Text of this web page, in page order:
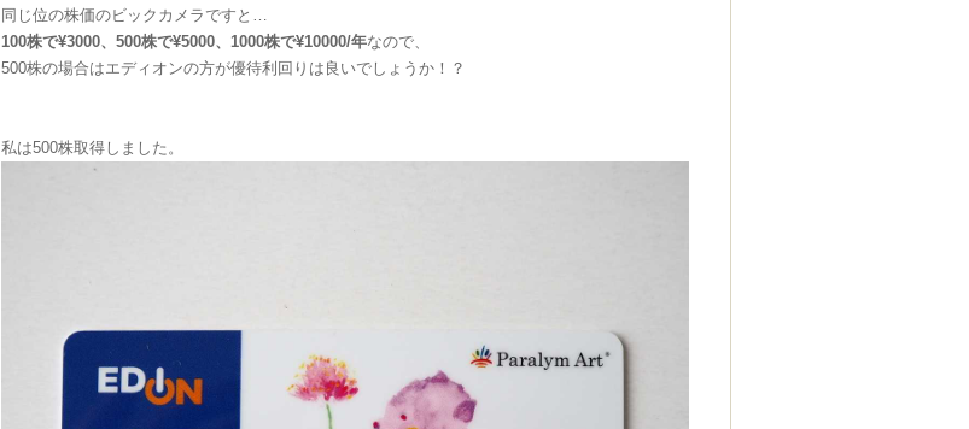
同じ位の株価のビックカメラですと…
100株で¥3000、500株で¥5000、1000株で¥10000/年なので、
500株の場合はエディオンの方が優待利回りは良いでしょうか！？
私は500株取得しました。